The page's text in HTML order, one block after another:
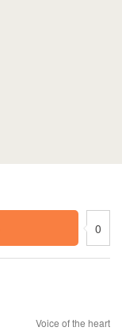
0
Voice of the heart